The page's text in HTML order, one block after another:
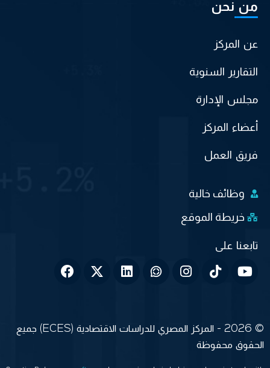
من نحن
عن المركز
التقارير السنوية
مجلس الإدارة
أعضاء المركز
فريق العمل
وظائف خالية
خريطة الموقع
© 2026 - المركز المصري للدراسات الاقتصادية (ECES) جميع
الحقوق محفوظة